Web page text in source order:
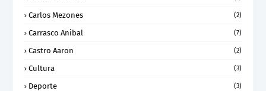
Carlos Mezones (2)
Carrasco Anibal (7)
Castro Aaron (2)
Cultura (3)
Deporte (3)